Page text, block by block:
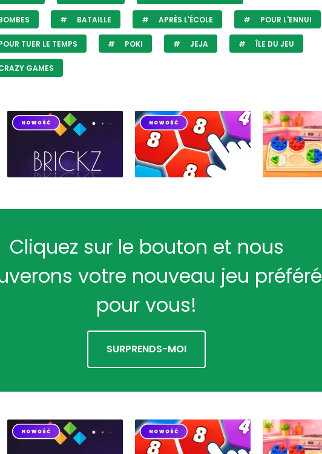
BATAILLE APRÈS L'ÉCOLE POUR L'ENNUI
TUER LE TEMPS POKI JEJA ÎLE DU JEU
GAMES
Cliquez sur le bouton et nous
votre nouveau jeu préféré
pour vous!
SURPRENDS-MOI